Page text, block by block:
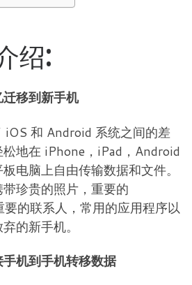
绍:
移到新手机
iOS 和 Android 系统之间的差
地在 iPhone，iPad，Android
电脑上自由传输数据和文件。
珍贵的照片，重要的
的联系人，常用的应用程序以
的新手机。
机到手机转移数据